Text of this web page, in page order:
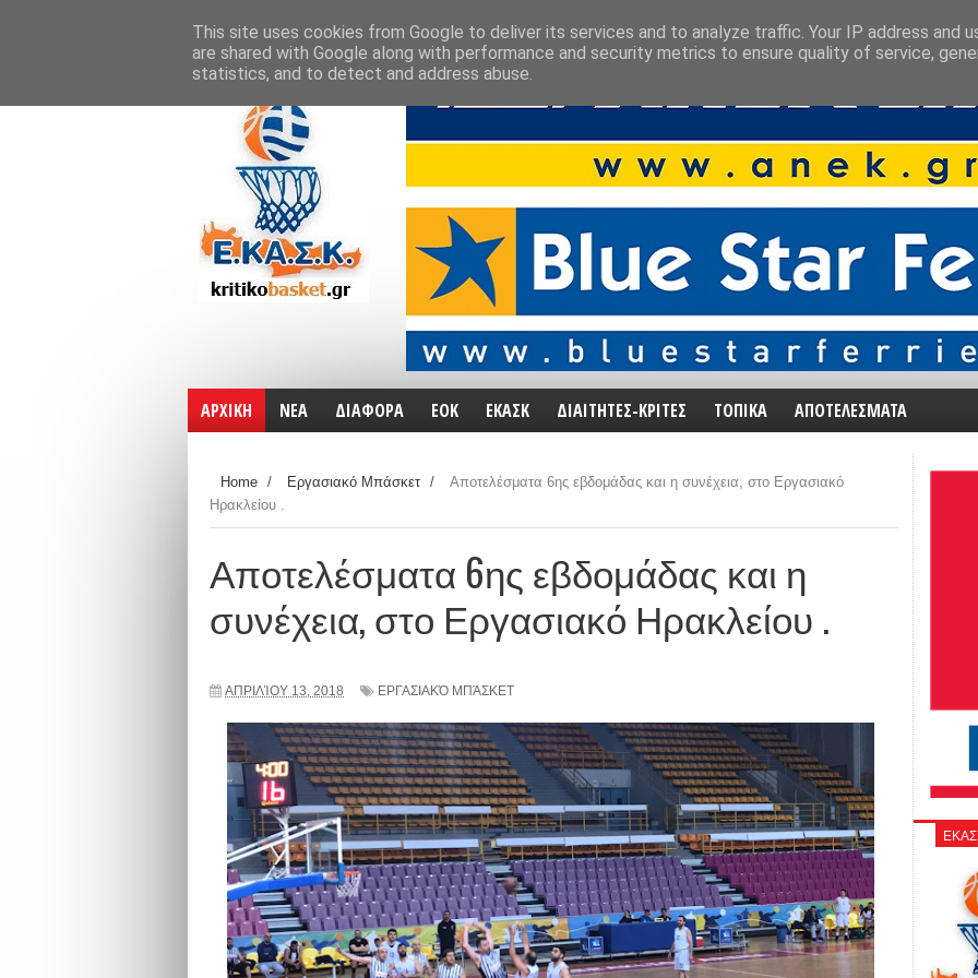
ΑΡΧΙΚΗ ΝΕΑ ΔΙΑΦΟΡΑ ΕΟΚ ΕΚΑΣΚ ΔΙΑΙΤΗΤΕΣ-ΚΡΙΤΕΣ ΤΟΠΙΚΑ ΑΠΟΤΕΛΕΣΜΑΤΑ
Home / Εργασιακό Μπάσκετ /
Αποτελέσματα 6ης εβδομάδας και η συνέχεια, στο Εργασιακό
Ηρακλείου .
Αποτελέσματα 6ης εβδομάδας και η
συνέχεια, στο Εργασιακό Ηρακλείου .
ΑΠΡΙΛΊΟΥ 13, 2018 ΕΡΓΑΣΙΑΚΌ ΜΠΆΣΚΕΤ
This site uses cookies from Google to deliver its services and to analyze traffic. Your IP address and
are shared with Google along with performance and security metrics to ensure quality of service,
statistics, and to detect and address abuse.